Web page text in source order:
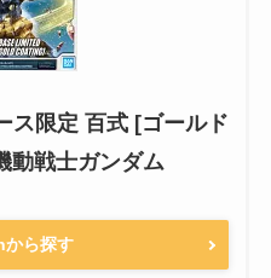
ス限定 百式 [ゴールド
動戦士ガンダム
ら探す